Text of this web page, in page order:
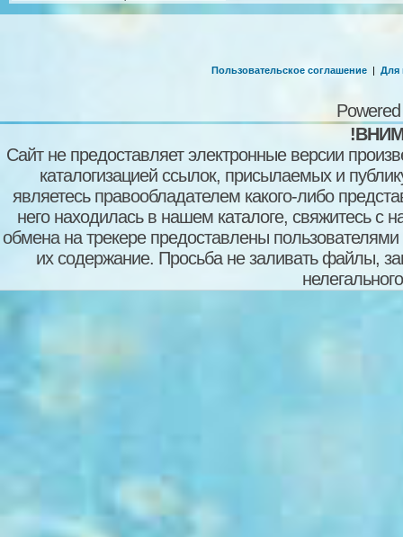
Пользовательское соглашение | Для
Сайт не предоставляет электронные версии
каталогизацией ссылок, присылаемых и
являетесь правообладателем какого-либо
него находилась в нашем каталоге, свяжитесь
обмена на трекере предоставлены пользователями
их содержание. Просьба не заливать файлы,